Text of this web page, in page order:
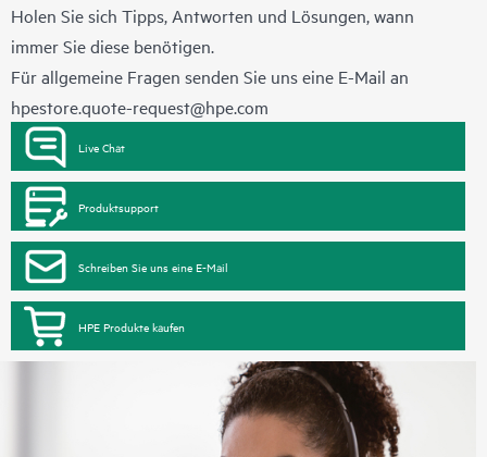
Holen Sie sich Tipps, Antworten und Lösungen, wann
immer Sie diese benötigen.
Für allgemeine Fragen senden Sie uns eine E-Mail an
hpestore.quote-request@hpe.com
Live Chat
Produktsupport
Schreiben Sie uns eine E-Mail
HPE Produkte kaufen